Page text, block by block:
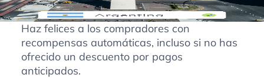
Haz felices a los compradores con
recompensas automáticas, incluso si no has
ofrecido un descuento por pagos
anticipados.